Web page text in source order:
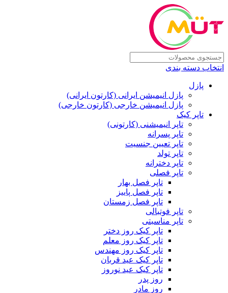
انتخاب دسته بندی
پازل
پازل انیمیشن ایرانی (کارتون ایرانی)
پازل انیمیشن خارجی (کارتون خارجی)
تاپر کیک
تاپر انیمیشنی (کارتونی)
تاپر پسرانه
تاپر تعیین جنسیت
تاپر تولد
تاپر دخترانه
تاپر فصلی
تاپر فصل بهار
تاپر فصل پاییز
تاپر فصل زمستان
تاپر فوتبالی
تاپر مناسبتی
تاپر کیک روز دختر
تاپر کیک روز معلم
تاپر کیک روز مهندس
تاپر کیک عید قربان
تاپر کیک عید نوروز
روز پدر
روز مادر